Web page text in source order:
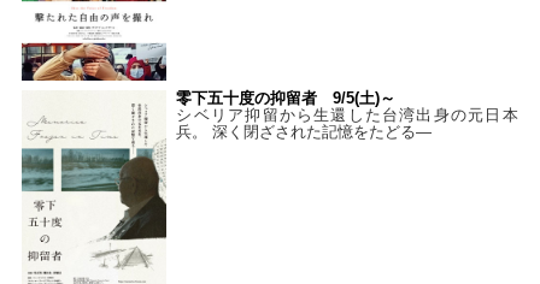
零下五十度の抑留者 9/5(土)～
シベリア抑留から生還した台湾出身の元日本
兵。 深く閉ざされた記憶をたどる—